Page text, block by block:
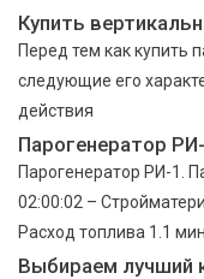
Купить
Перед тем как купить
следующие его
действия
Парогенератор
Парогенератор РИ-1.
02:00:02 –
Расход топлива 1.1 мин
Выбираем лучший